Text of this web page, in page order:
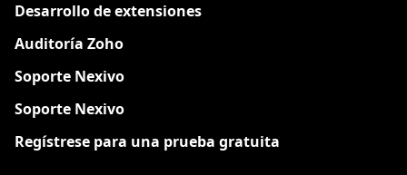
Desarrollo de extensiones
Auditoría Zoho
Soporte Nexivo
Soporte Nexivo
Regístrese para una prueba gratuita